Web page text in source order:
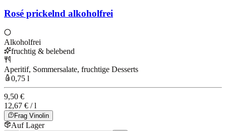
Rosé prickelnd alkoholfrei
Alkoholfrei
fruchtig & belebend
Aperitif, Sommersalate, fruchtige Desserts
0,75 l
9,50 €
12,67 € / l
Frag Vinolin
Auf Lager